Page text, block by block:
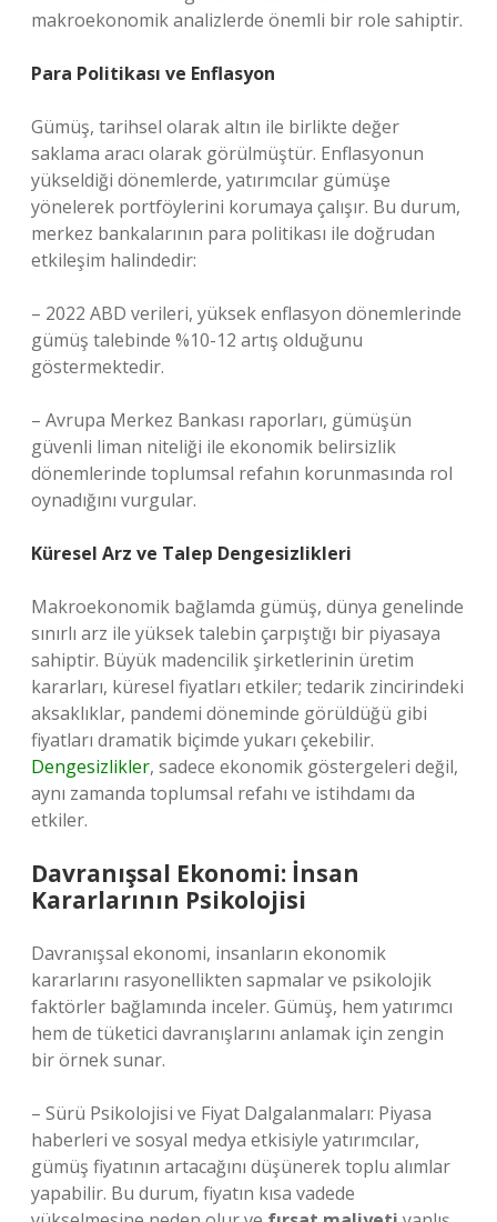
makroekonomik analizlerde önemli bir role sahiptir.
Para Politikası ve Enflasyon
Gümüş, tarihsel olarak altın ile birlikte değer
saklama aracı olarak görülmüştür. Enflasyonun
yükseldiği dönemlerde, yatırımcılar gümüşe
yönelerek portföylerini korumaya çalışır. Bu durum,
merkez bankalarının para politikası ile doğrudan
etkileşim halindedir:
– 2022 ABD verileri, yüksek enflasyon dönemlerinde
gümüş talebinde %10-12 artış olduğunu
göstermektedir.
– Avrupa Merkez Bankası raporları, gümüşün
güvenli liman niteliği ile ekonomik belirsizlik
dönemlerinde toplumsal refahın korunmasında rol
oynadığını vurgular.
Küresel Arz ve Talep Dengesizlikleri
Makroekonomik bağlamda gümüş, dünya genelinde
sınırlı arz ile yüksek talebin çarpıştığı bir piyasaya
sahiptir. Büyük madencilik şirketlerinin üretim
kararları, küresel fiyatları etkiler; tedarik zincirindeki
aksaklıklar, pandemi döneminde görüldüğü gibi
fiyatları dramatik biçimde yukarı çekebilir.
Dengesizlikler, sadece ekonomik göstergeleri değil,
aynı zamanda toplumsal refahı ve istihdamı da
etkiler.
Davranışsal Ekonomi: İnsan
Kararlarının Psikolojisi
Davranışsal ekonomi, insanların ekonomik
kararlarını rasyonellikten sapmalar ve psikolojik
faktörler bağlamında inceler. Gümüş, hem yatırımcı
hem de tüketici davranışlarını anlamak için zengin
bir örnek sunar.
– Sürü Psikolojisi ve Fiyat Dalgalanmaları: Piyasa
haberleri ve sosyal medya etkisiyle yatırımcılar,
gümüş fiyatının artacağını düşünerek toplu alımlar
yapabilir. Bu durum, fiyatın kısa vadede